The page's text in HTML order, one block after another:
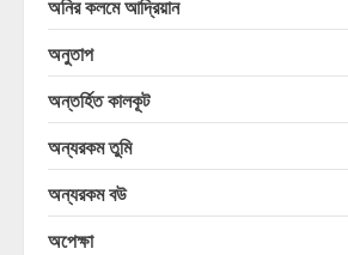
অনির কলমে আদ্রিয়ান
অনুতাপ
অন্তর্হিত কালকূট
অন্যরকম তুমি
অন্যরকম বউ
অপেক্ষা